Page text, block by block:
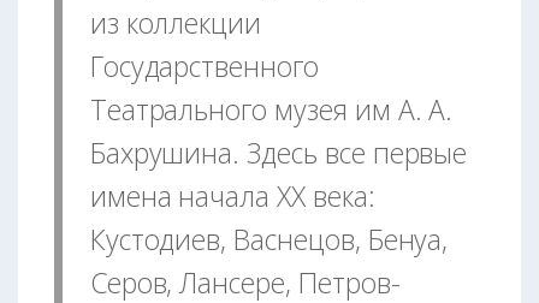
из коллекции
Государственного
Театрального музея им А. А.
Бахрушина. Здесь все первые
имена начала ХХ века:
Кустодиев, Васнецов, Бенуа,
Серов, Лансере, Петров-